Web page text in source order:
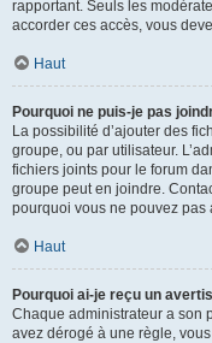
rapportant. Seuls les
accorder ces accès, vous
Haut
Pourquoi ne puis-je pas
La possibilité d’ajouter des
groupe, ou par utilisateur.
fichiers joints pour le forum
groupe peut en joindre.
pourquoi vous ne pouvez pas
Haut
Pourquoi ai-je reçu un
Chaque administrateur a son
avez dérogé à une règle,